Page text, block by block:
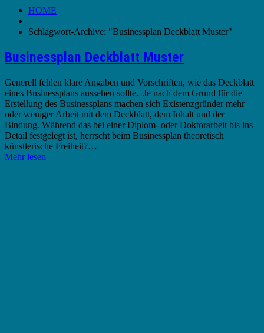
HOME
Schlagwort-Archive: "Businessplan Deckblatt Muster"
Businessplan Deckblatt Muster
Generell fehlen klare Angaben und Vorschriften, wie das Deckblatt
eines Businessplans aussehen sollte. Je nach dem Grund für die
Erstellung des Businessplans machen sich Existenzgründer mehr
oder weniger Arbeit mit dem Deckblatt, dem Inhalt und der
Bindung. Während das bei einer Diplom- oder Doktorarbeit bis ins
Detail festgelegt ist, herrscht beim Businessplan theoretisch
künstlerische Freiheit?…
Mehr lesen